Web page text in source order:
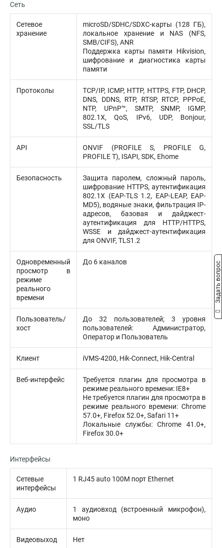
Сеть
Сетевое
хранение
microSD/SDHC/SDXC-карты (128 ГБ),
локальное хранение и NAS (NFS,
SMB/CIFS), ANR
Поддержка карты памяти Hikvision,
шифрование и диагностика карты
памяти
Протоколы
TCP/IP, ICMP, HTTP, HTTPS, FTP, DHCP,
DNS, DDNS, RTP, RTSP, RTCP, PPPoE,
NTP, UPnP™, SMTP, SNMP, IGMP,
802.1X, QoS, IPv6, UDP, Bonjour,
SSL/TLS
API
ONVIF (PROFILE S, PROFILE G,
PROFILE T), ISAPI, SDK, Ehome
Безопасность
Защита паролем, сложный пароль,
шифрование HTTPS, аутентификация
802.1X (EAP-TLS 1.2, EAP-LEAP, EAP-
MD5), водяные знаки, фильтрация IP-
адресов, базовая и дайджест-
аутентификация для HTTP/HTTPS,
WSSE и дайджест-аутентификация
для ONVIF, TLS1.2
Одновременный
просмотр в
режиме
реального
времени
До 6 каналов
Пользователь/
хост
До 32 пользователей; 3 уровня
пользователей: Администратор,
Оператор и Пользователь
Клиент iVMS-4200, Hik-Connect, Hik-Central
Веб-интерфейс
Требуется плагин для просмотра в
режиме реального времени: IE8+
Не требуется плагин для просмотра в
режиме реального времени: Chrome
57.0+, Firefox 52.0+, Safari 11+
Локальные службы: Chrome 41.0+,
Firefox 30.0+
Интерфейсы
Сетевые
интерфейсы
1 RJ45 auto 100M порт Ethernet
Аудио
1 аудиовход (встроенный микрофон),
моно
Видеовыход Нет
Задать вопрос